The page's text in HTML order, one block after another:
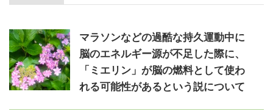
マラソンなどの過酷な持久運動中に
脳のエネルギー源が不足した際に、
「ミエリン」が脳の燃料として使わ
れる可能性があるという説について